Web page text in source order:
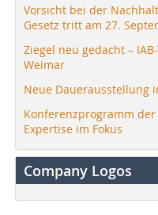
Vorsicht bei der
Gesetz tritt am 27.
Ziegel neu gedacht – IAB-
Weimar
Neue Dauerausstellung
Konferenzprogramm
Expertise im Fokus
Company Logos